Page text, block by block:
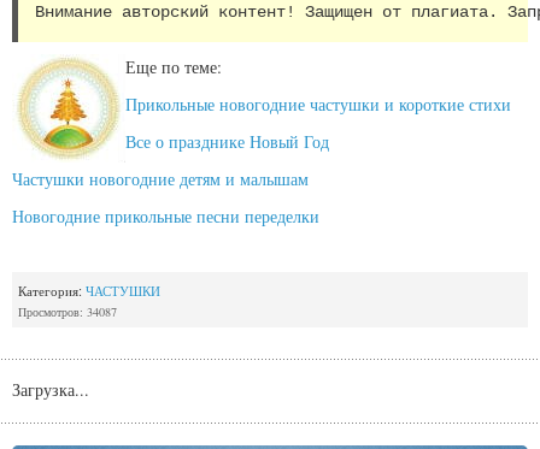
Внимание авторский контент! Защищен от плагиата.
Еще по теме:
Прикольные новогодние частушки и короткие стихи
Все о празднике Новый Год
Частушки новогодние детям и малышам
Новогодние прикольные песни переделки
Категория: ЧАСТУШКИ
Просмотров: 34087
Загрузка...